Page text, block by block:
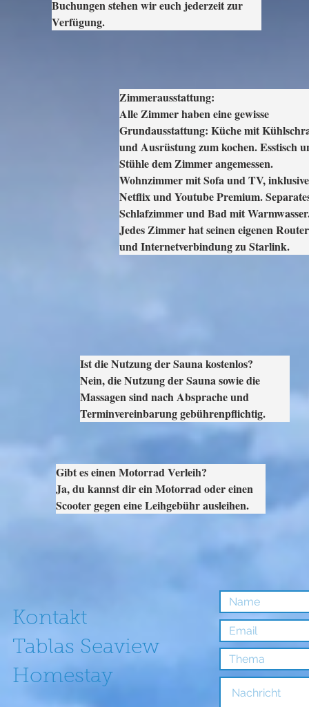
Buchungen stehen wir euch jederzeit zur
Verfügung.
Zimmerausstattung:
Alle Zimmer haben eine gewisse
Grundausstattung: Küche mit
und Ausrüstung zum kochen. Esstisch
Stühle dem Zimmer angemessen.
Wohnzimmer mit Sofa und TV, inklusive
Netflix und Youtube Premium.
Schlafzimmer und Bad mit
Jedes Zimmer hat seinen eigenen Router
und Internetverbindung zu Starlink.
Ist die Nutzung der Sauna kostenlos?
Nein, die Nutzung der Sauna sowie die
Massagen sind nach Absprache und
Terminvereinbarung gebührenpflichtig.
Gibt es einen Motorrad Verleih?
Ja, du kannst dir ein Motorrad oder einen
Scooter gegen eine Leihgebühr ausleihen.
Kontakt
Tablas Seaview
Homestay